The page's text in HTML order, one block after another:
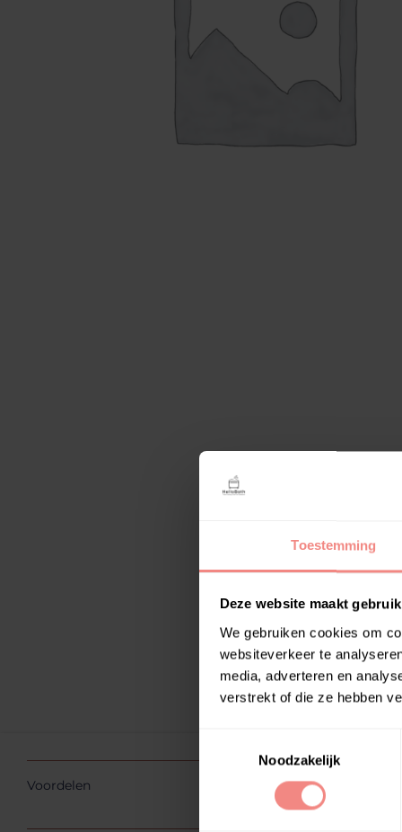
Toestemming
Deze website maakt
We gebruiken cookies om
websiteverkeer te
media, adverteren en
verstrekt of die ze hebben
o
t
Noodzakelijk
Voordelen